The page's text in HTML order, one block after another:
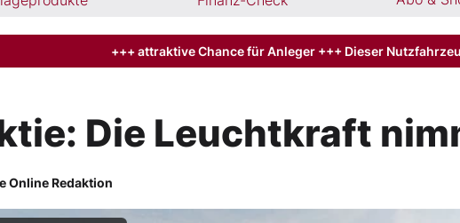
+++ attraktive Chance für Anleger +++ Dieser
Die Leuchtkraft
Online Redaktion